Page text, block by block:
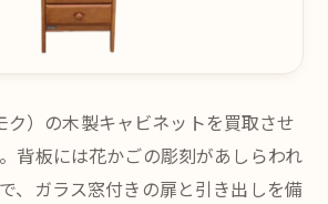
）の木製キャビネットを買取させ
背板には花かごの彫刻があしらわれ
、ガラス窓付きの扉と引き出しを備